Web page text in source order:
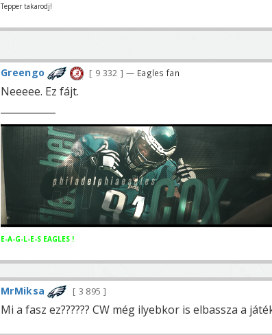
Tepper takarodj!
Greengo 9 332 — Eagles fan
Neeeee. Ez fájt.
E-A-G-L-E-S EAGLES !
MrMiksa 3 895
Mi a fasz ez?????? CW még ilyebkor is elbassza a